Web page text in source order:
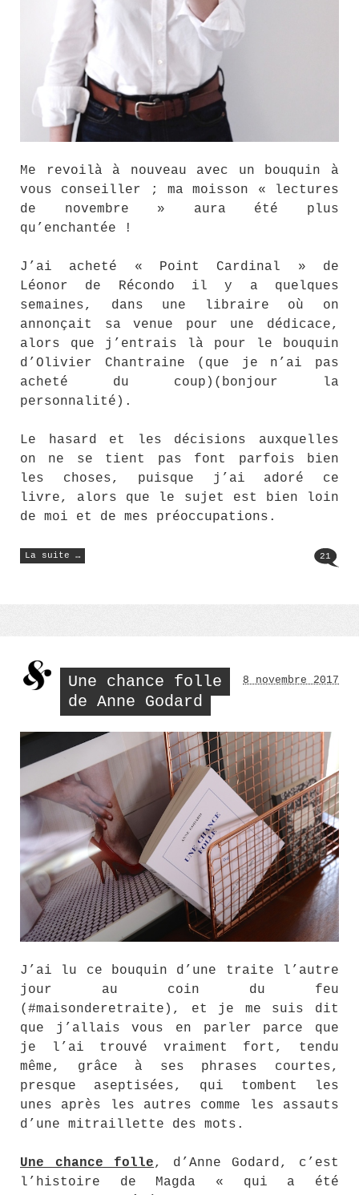
Me revoilà à nouveau avec un bouquin à
vous conseiller ; ma moisson « lectures
de novembre » aura été plus
qu’enchantée !
J’ai acheté « Point Cardinal » de
Léonor de Récondo il y a quelques
semaines, dans une libraire où on
annonçait sa venue pour une dédicace,
alors que j’entrais là pour le bouquin
d’Olivier Chantraine (que je n’ai pas
acheté du coup)(bonjour la
personnalité).
Le hasard et les décisions auxquelles
on ne se tient pas font parfois bien
les choses, puisque j’ai adoré ce
livre, alors que le sujet est bien loin
de moi et de mes préoccupations.
La suite …
« Point
Cardinal
21
Une chance folle
de Anne Godard
8 novembre 2017
J’ai lu ce bouquin d’une traite l’autre
jour au coin du feu
(#maisonderetraite), et je me suis dit
que j’allais vous en parler parce que
je l’ai trouvé vraiment fort, tendu
même, grâce à ses phrases courtes,
presque aseptisées, qui tombent les
unes après les autres comme les assauts
d’une mitraillette des mots.
Une chance folle, d’Anne Godard, c’est
l’histoire de Magda « qui a été